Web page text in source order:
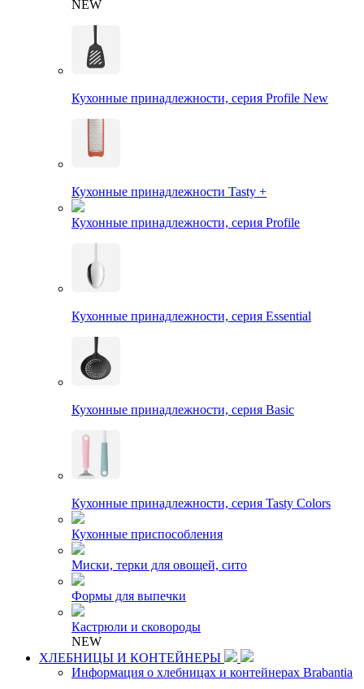
NEW
Кухонные принадлежности, серия Profile New
Кухонные принадлежности Tasty +
Кухонные принадлежности, серия Profile
Кухонные принадлежности, серия Essential
Кухонные принадлежности, серия Basic
Кухонные принадлежности, серия Tasty Colors
Кухонные приспособления
Миски, терки для овощей, сито
Формы для выпечки
Кастрюли и сковороды
NEW
ХЛЕБНИЦЫ И КОНТЕЙНЕРЫ
Информация о хлебницах и контейнерах Brabantia